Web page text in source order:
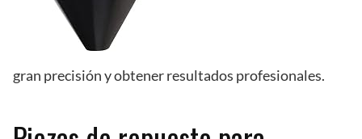
gran precisión y obtener resultados profesionales.